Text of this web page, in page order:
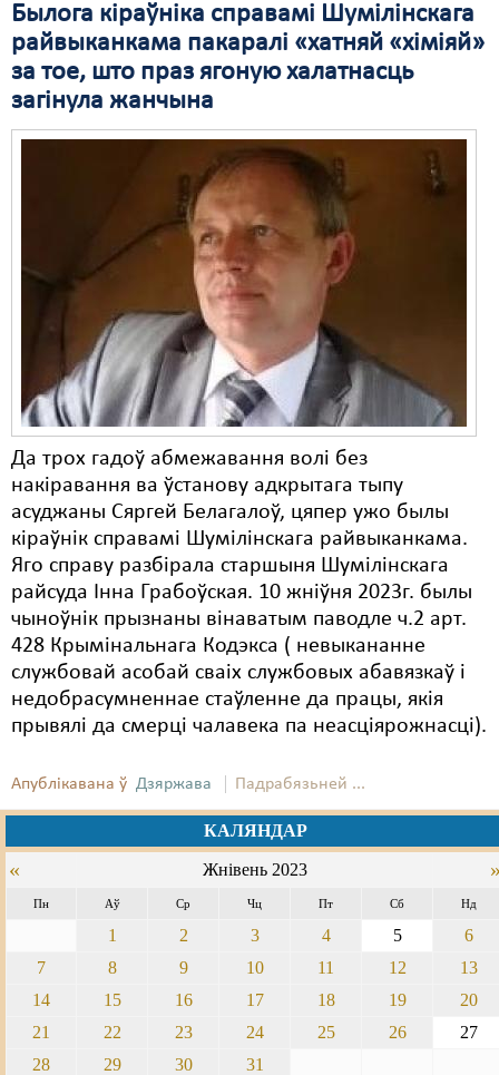
Былога кіраўніка справамі Шумілінскага
райвыканкама пакаралі «хатняй «хіміяй»
за тое, што праз ягоную халатнасць
загінула жанчына
Да трох гадоў абмежавання волі без
накіравання ва ўстанову адкрытага тыпу
асуджаны Сяргей Белагалоў, цяпер ужо былы
кіраўнік справамі Шумілінскага райвыканкама.
Яго справу разбірала старшыня Шумілінскага
райсуда Інна Грабоўская. 10 жніўня 2023г. былы
чыноўнік прызнаны вінаватым паводле ч.2 арт.
428 Крымінальнага Кодэкса ( невыкананне
службовай асобай сваіх службовых абавязкаў і
недобрасумненнае стаўленне да працы, якія
прывялі да смерці чалавека па неасціярожнасці).
Апублікавана ў Дзяржава Падрабязьней ...
КАЛЯНДАР
« Жнівень 2023
Пн Аў Ср Чц Пт Сб Нд
1 2 3 4 5
6
7
8 9 10 11 12
13
14
15 16 17 18 19
20
21
22 23 24 25 26
27
28
29 30 31
Экалёгія
Правы працоўных